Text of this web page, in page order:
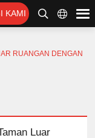
KAMI
RUANGAN DENGAN
Luar